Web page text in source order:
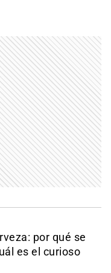
por qué se
es el curioso